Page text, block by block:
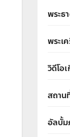
พระธ
พระเ
วิดีโอ
สถาน
อัลบั้